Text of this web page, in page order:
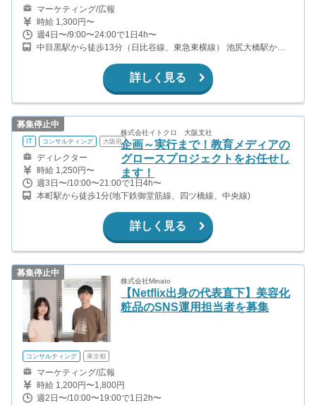
マーケティング/広報
時給 1,300円〜
週4日〜/9:00〜24:00で1日4h〜
中目黒駅から徒歩13分（日比谷線、東急東横線） 池尻大橋駅から
詳しく見る
募集停止中
株式会社イトクロ 大阪支社
企画～実行まで！教育メディアの
グロースプロジェクトをお任せし
ます！
IT コンサルティング 大阪府
ディレクター
時給 1,250円〜
週3日〜/10:00〜21:00で1日4h〜
本町駅から徒歩1分(地下鉄御堂筋線、四ツ橋線、中央線)
詳しく見る
募集停止中
株式会社Minato
【Netflix出身の代表直下】美容化
粧品のSNS運用担当者を募集
コンサルティング 東京都
マーケティング/広報
時給 1,200円〜1,800円
週2日〜/10:00〜19:00で1日2h〜